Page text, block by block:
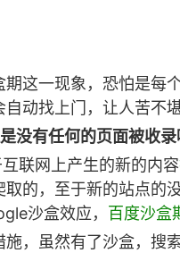
这一现象，恐怕是每
动找上门，让人苦不堪
没有任何的页面被收录
联网上产生的新的内容
的，至于新的站点的
沙盒效应， 百度沙盒
，虽然有了沙盒，搜